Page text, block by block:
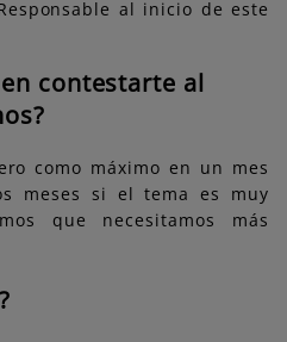
al inicio de este
contestarte al
como máximo en un mes
meses si el tema es muy
que necesitamos más